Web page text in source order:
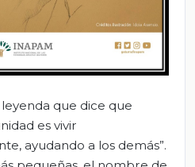
que dice que
es vivir
ayudando a los demás”.